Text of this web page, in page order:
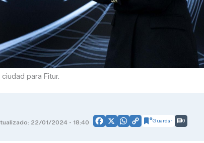
para Fitur.
22/01/2024 - 18:40 Facebook
X WhatsApp
CopyGuardar 0